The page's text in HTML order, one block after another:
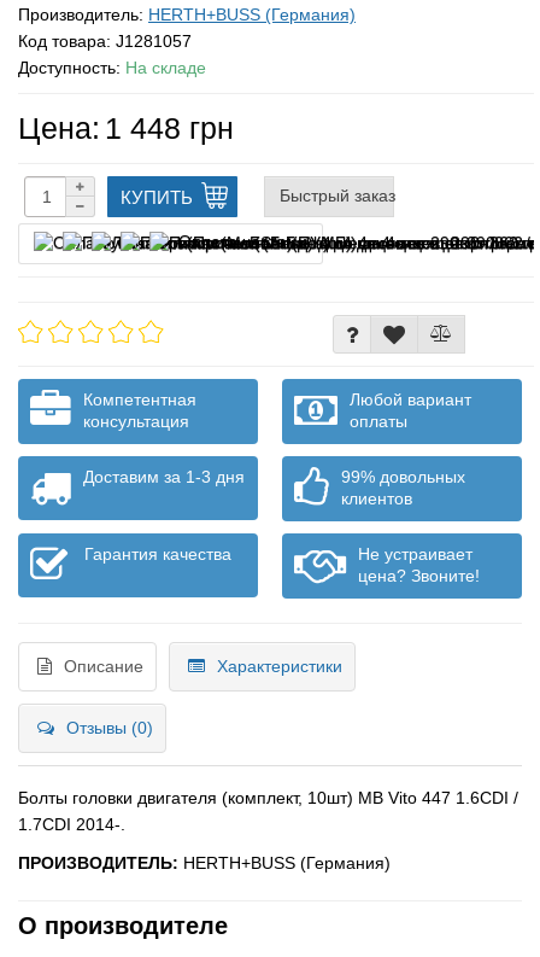
Производитель: HERTH+BUSS (Германия)
Код товара: J1281057
Доступность: На складе
Цена: 1 448 грн
КУПИТЬ Быстрый заказ
Оплата частями
Компетентная
консультация
Любой вариант
оплаты
Доставим за 1-3 дня
99% довольных
клиентов
Гарантия качества
Не устраивает
цена? Звоните!
Описание Характеристики
Отзывы (0)
Болты головки двигателя (комплект, 10шт) MB Vito 447 1.6CDI /
1.7CDI 2014-.
ПРОИЗВОДИТЕЛЬ: HERTH+BUSS (Германия)
О производителе